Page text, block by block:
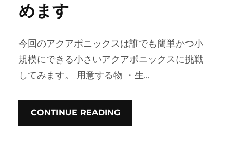
めます
今回のアクアポニックスは誰でも簡単かつ小
規模にできる小さいアクアポニックスに挑戦
してみます。 用意する物 ・生…
CONTINUE READING